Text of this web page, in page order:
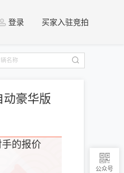
登录 买家入驻竞拍
豪华版
的报价
公众号